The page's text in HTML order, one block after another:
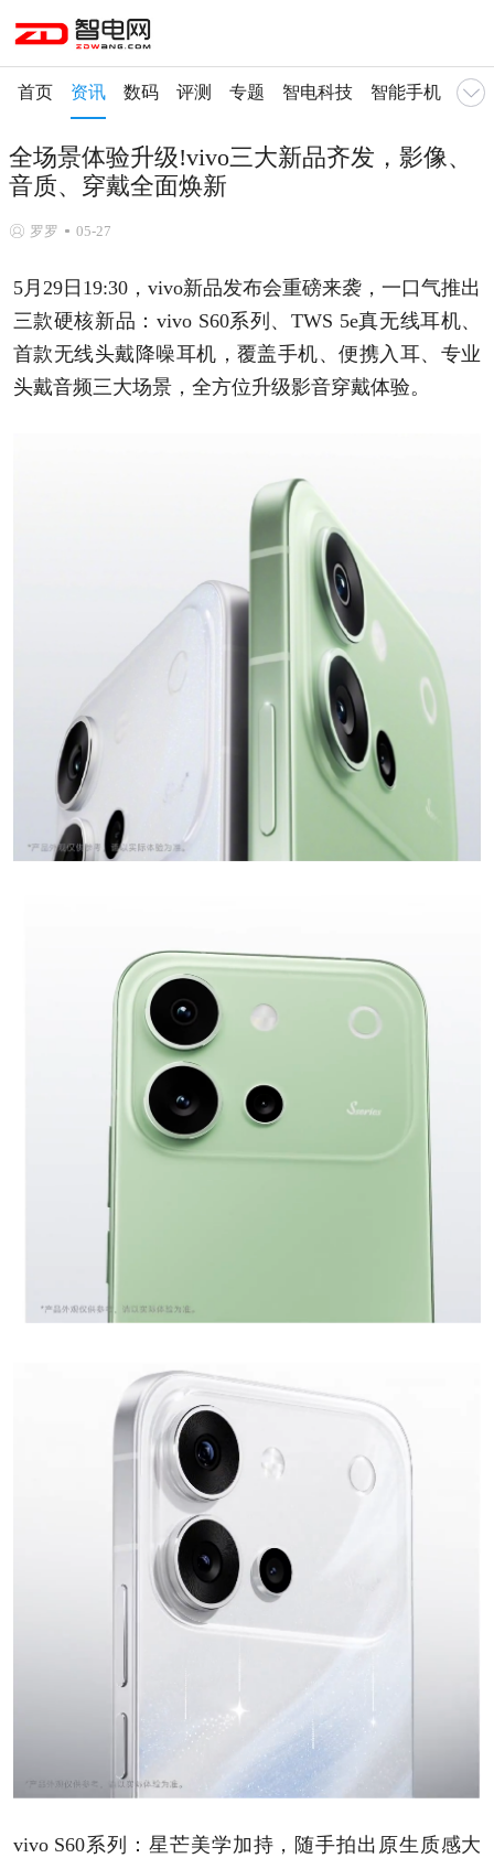
首页 资讯 数码 评测 专题 智电科技 智能手机 智
全场景体验升级!vivo三大新品齐发，影像、
音质、穿戴全面焕新
罗罗 05-27
5月29日19:30，vivo新品发布会重磅来袭，一口气推出
三款硬核新品：vivo S60系列、TWS 5e真无线耳机、
首款无线头戴降噪耳机，覆盖手机、便携入耳、专业
头戴音频三大场景，全方位升级影音穿戴体验。
vivo S60系列：星芒美学加持，随手拍出原生质感大